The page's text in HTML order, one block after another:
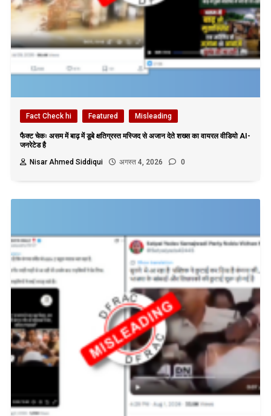
Fact Check hi Featured Misleading
फैक्ट चेकः असम में बाढ़ में डूबे क्षतिग्रस्त मस्जिद से अजान देते शख्स का वायरल वीडियो AI-
जनरेटेड है
Nisar Ahmed Siddiqui
अगस्त 4, 2026 0